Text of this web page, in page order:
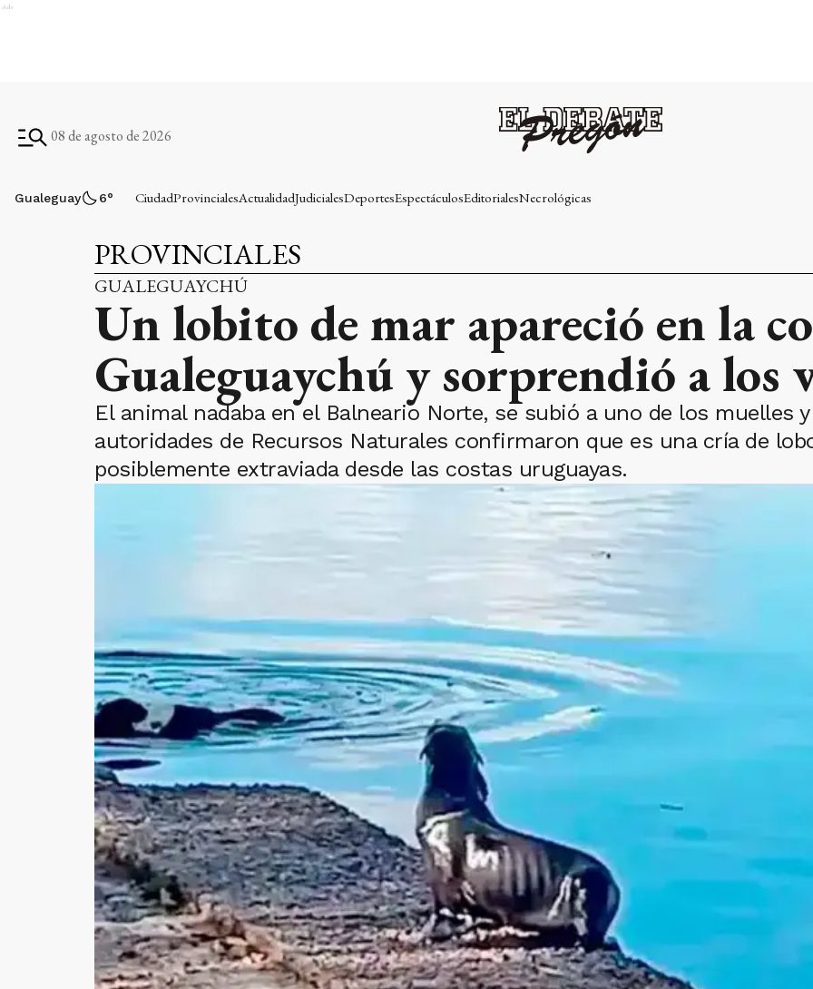
Ads
08 de agosto de 2026
Gualeguay 6° CiudadProvincialesActualidadJudicialesDeportesEspectáculosEditorialesNecrológicas
PROVINCIALES
GUALEGUAYCHÚ
Un lobito de mar apareció en la
Gualeguaychú y sorprendió a los
El animal nadaba en el Balneario Norte, se subió a uno de los muelles
autoridades de Recursos Naturales confirmaron que es una cría de
posiblemente extraviada desde las costas uruguayas.